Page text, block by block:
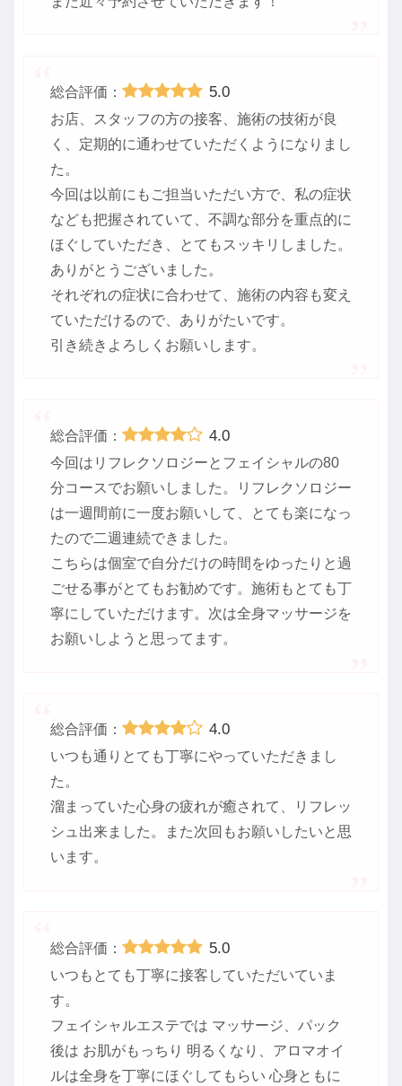
総合評価： 5.0
お店、スタッフの方の接客、施術の技術が良
く、定期的に通わせていただくようになりまし
た。
今回は以前にもご担当いただい方で、私の症状
なども把握されていて、不調な部分を重点的に
ほぐしていただき、とてもスッキリしました。
ありがとうございました。
それぞれの症状に合わせて、施術の内容も変え
ていただけるので、ありがたいです。
引き続きよろしくお願いします。
総合評価： 4.0
今回はリフレクソロジーとフェイシャルの80
分コースでお願いしました。リフレクソロジー
は一週間前に一度お願いして、とても楽になっ
たので二週連続できました。
こちらは個室で自分だけの時間をゆったりと過
ごせる事がとてもお勧めです。施術もとても丁
寧にしていただけます。次は全身マッサージを
お願いしようと思ってます。
総合評価： 4.0
いつも通りとても丁寧にやっていただきまし
た。
溜まっていた心身の疲れが癒されて、リフレッ
シュ出来ました。また次回もお願いしたいと思
います。
総合評価： 5.0
いつもとても丁寧に接客していただいていま
す。
フェイシャルエステでは マッサージ、パック
後は お肌がもっちり 明るくなり、アロマオイ
ルは全身を丁寧にほぐしてもらい 心身ともに